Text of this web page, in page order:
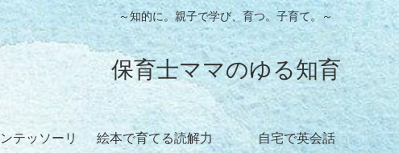
～知的に。親子で学び、育つ。子育て。～
保育士ママのゆる知育
テッソーリ 絵本で育てる読解力 自宅で英会話